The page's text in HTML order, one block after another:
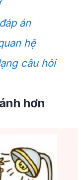
án
hệ
câu hỏi
hơn